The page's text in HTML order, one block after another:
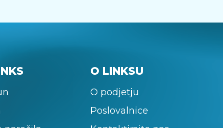
O LINKSU
O podjetju
Poslovalnice